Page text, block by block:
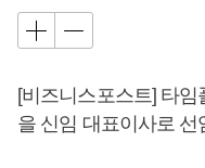
[비즈니스포스트] 타
을 신임 대표이사로 선